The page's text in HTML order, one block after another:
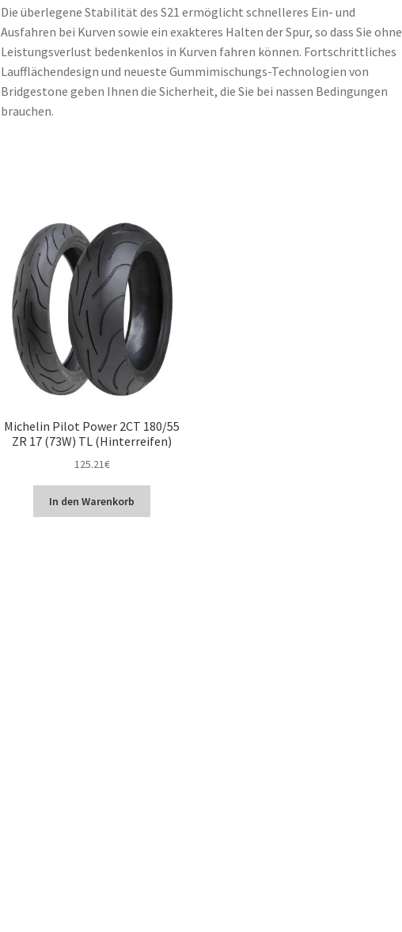
Die überlegene Stabilität des S21 ermöglicht schnelleres Ein- und
Ausfahren bei Kurven sowie ein exakteres Halten der Spur, so dass Sie ohne
Leistungsverlust bedenkenlos in Kurven fahren können. Fortschrittliches
Laufflächendesign und neueste Gummimischungs-Technologien von
Bridgestone geben Ihnen die Sicherheit, die Sie bei nassen Bedingungen
brauchen.
Michelin Pilot Power 2CT 180/55
ZR 17 (73W) TL (Hinterreifen)
125.21€
In den Warenkorb